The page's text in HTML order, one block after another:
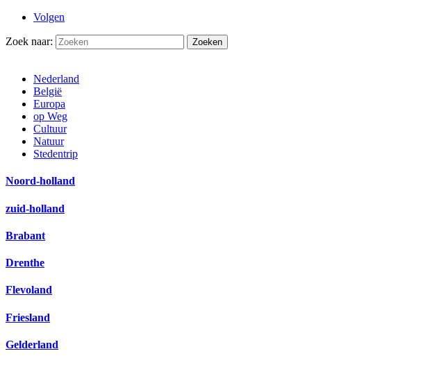
Volgen
Zoek naar:
Nederland
België
Europa
op Weg
Cultuur
Natuur
Stedentrip
Noord-holland
zuid-holland
Brabant
Drenthe
Flevoland
Friesland
Gelderland